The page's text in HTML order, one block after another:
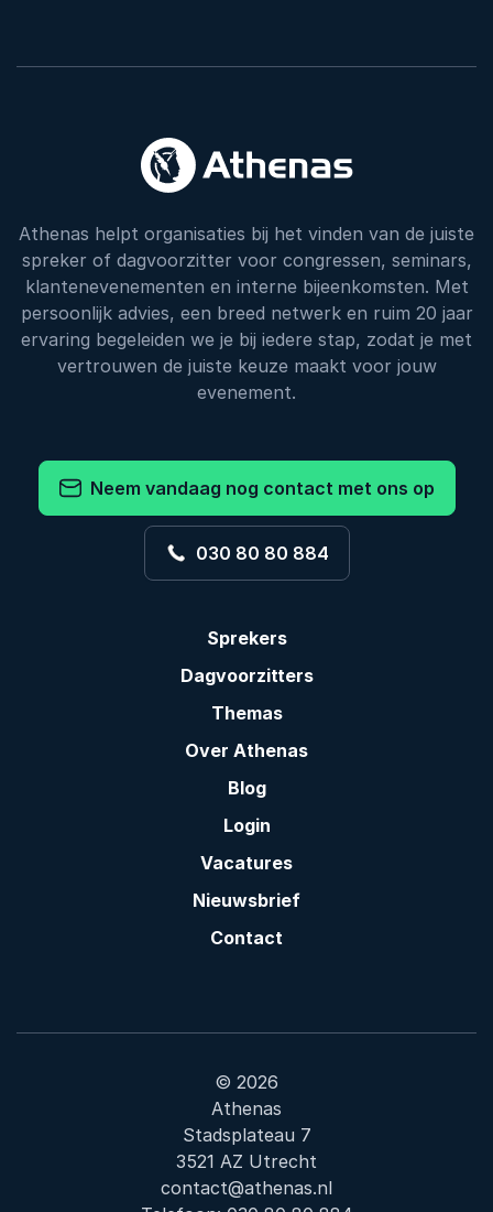
Athenas helpt organisaties bij het vinden van de juiste
spreker of dagvoorzitter voor congressen, seminars,
klantenevenementen en interne bijeenkomsten. Met
persoonlijk advies, een breed netwerk en ruim 20 jaar
ervaring begeleiden we je bij iedere stap, zodat je met
vertrouwen de juiste keuze maakt voor jouw
evenement.
Neem vandaag nog contact met ons op
030 80 80 884
Sprekers
Dagvoorzitters
Themas
Over Athenas
Blog
Login
Vacatures
Nieuwsbrief
Contact
© 2026
Athenas
Stadsplateau 7
3521 AZ Utrecht
contact@athenas.nl